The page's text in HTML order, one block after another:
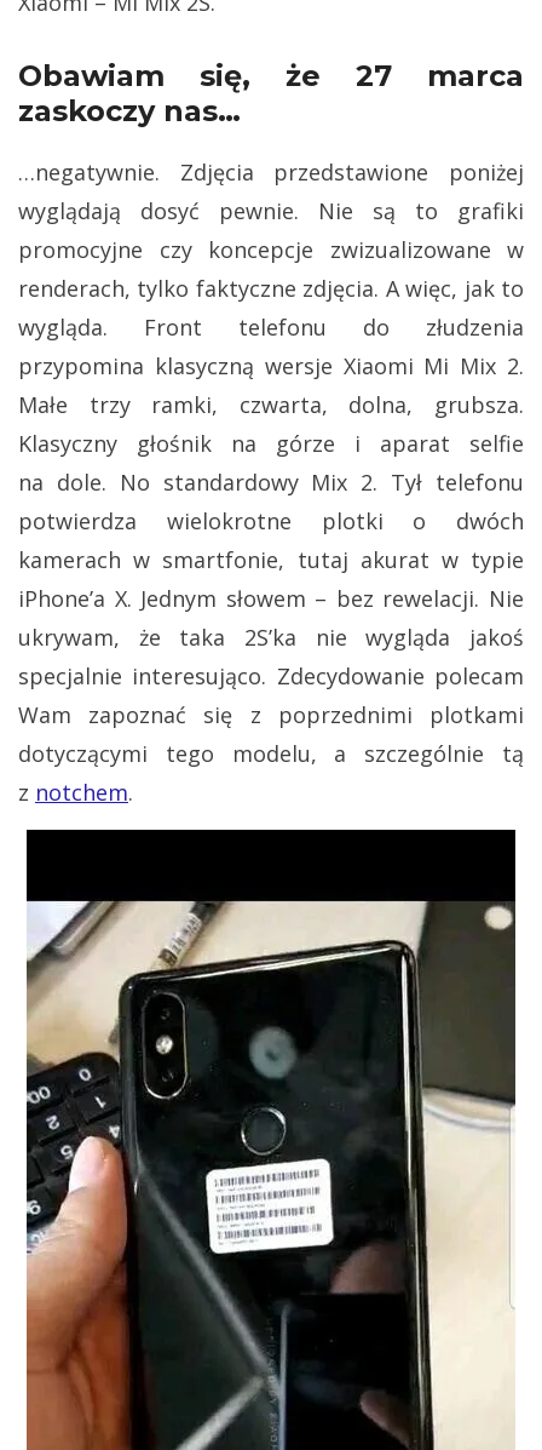
Obawiam się, że 27 marca
zaskoczy nas…
…negatywnie. Zdjęcia przedstawione poniżej
wyglądają dosyć pewnie. Nie są to grafiki
promocyjne czy koncepcje zwizualizowane w
renderach, tylko faktyczne zdjęcia. A więc, jak to
wygląda. Front telefonu do złudzenia
przypomina klasyczną wersje Xiaomi Mi Mix 2.
Małe trzy ramki, czwarta, dolna, grubsza.
Klasyczny głośnik na górze i aparat selfie
na dole. No standardowy Mix 2. Tył telefonu
potwierdza wielokrotne plotki o dwóch
kamerach w smartfonie, tutaj akurat w typie
iPhone’a X. Jednym słowem – bez rewelacji. Nie
ukrywam, że taka 2S’ka nie wygląda jakoś
specjalnie interesująco. Zdecydowanie polecam
Wam zapoznać się z poprzednimi plotkami
dotyczącymi tego modelu, a szczególnie tą
z notchem.